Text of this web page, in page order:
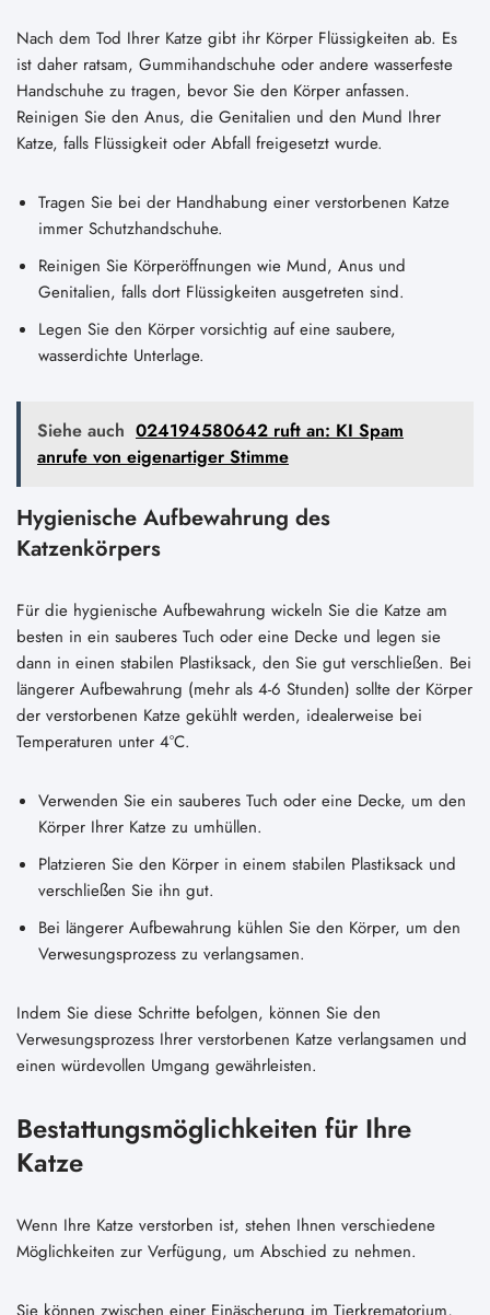
Nach dem Tod Ihrer Katze gibt ihr Körper Flüssigkeiten ab. Es
ist daher ratsam, Gummihandschuhe oder andere wasserfeste
Handschuhe zu tragen, bevor Sie den Körper anfassen.
Reinigen Sie den Anus, die Genitalien und den Mund Ihrer
Katze, falls Flüssigkeit oder Abfall freigesetzt wurde.
Tragen Sie bei der Handhabung einer verstorbenen Katze
immer Schutzhandschuhe.
Reinigen Sie Körperöffnungen wie Mund, Anus und
Genitalien, falls dort Flüssigkeiten ausgetreten sind.
Legen Sie den Körper vorsichtig auf eine saubere,
wasserdichte Unterlage.
Siehe auch 024194580642 ruft an: KI Spam
anrufe von eigenartiger Stimme
Hygienische Aufbewahrung des
Katzenkörpers
Für die hygienische Aufbewahrung wickeln Sie die Katze am
besten in ein sauberes Tuch oder eine Decke und legen sie
dann in einen stabilen Plastiksack, den Sie gut verschließen. Bei
längerer Aufbewahrung (mehr als 4-6 Stunden) sollte der Körper
der verstorbenen Katze gekühlt werden, idealerweise bei
Temperaturen unter 4°C.
Verwenden Sie ein sauberes Tuch oder eine Decke, um den
Körper Ihrer Katze zu umhüllen.
Platzieren Sie den Körper in einem stabilen Plastiksack und
verschließen Sie ihn gut.
Bei längerer Aufbewahrung kühlen Sie den Körper, um den
Verwesungsprozess zu verlangsamen.
Indem Sie diese Schritte befolgen, können Sie den
Verwesungsprozess Ihrer verstorbenen Katze verlangsamen und
einen würdevollen Umgang gewährleisten.
Bestattungsmöglichkeiten für Ihre
Katze
Wenn Ihre Katze verstorben ist, stehen Ihnen verschiedene
Möglichkeiten zur Verfügung, um Abschied zu nehmen.